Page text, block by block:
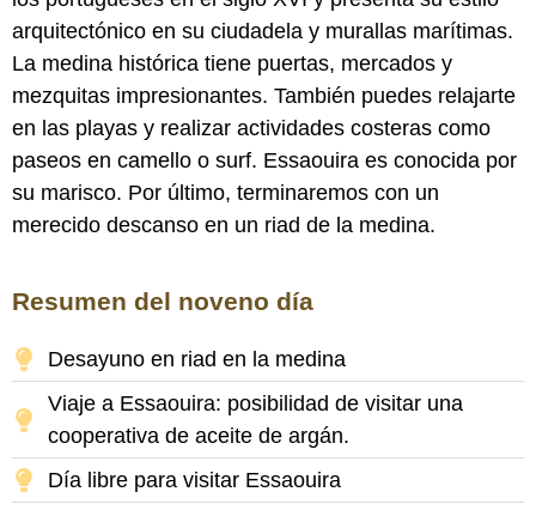
arquitectónico en su ciudadela y murallas marítimas.
La medina histórica tiene puertas, mercados y
mezquitas impresionantes. También puedes relajarte
en las playas y realizar actividades costeras como
paseos en camello o surf. Essaouira es conocida por
su marisco. Por último, terminaremos con un
merecido descanso en un riad de la medina.
Resumen del noveno día
Desayuno en riad en la medina
Viaje a Essaouira: posibilidad de visitar una
cooperativa de aceite de argán.
Día libre para visitar Essaouira